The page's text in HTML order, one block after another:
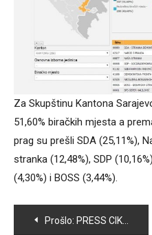
Za Skupštinu Kantona
51,60% biračkih mjesta a
prag su prešli SDA (25,11%),
stranka (12,48%), SDP
(4,30%) i BOSS (3,44%).
Navigacija
Prošlo: PRESS CIK BiH: SDA U FBiH NAJVIŠE GLASOVA, SNSD U RS-u